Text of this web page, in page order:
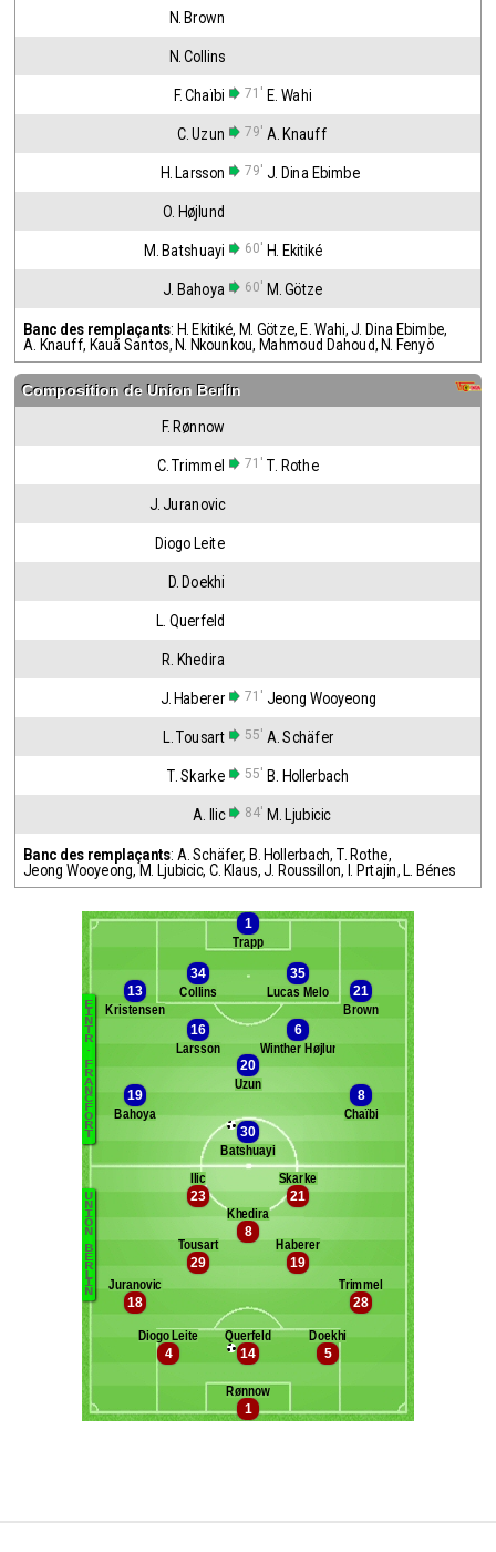
N. Brown
N. Collins
F. Chaïbi 71' E. Wahi
C. Uzun 79' A. Knauff
H. Larsson 79' J. Dina Ebimbe
O. Højlund
M. Batshuayi 60' H. Ekitiké
J. Bahoya 60' M. Götze
Banc des remplaçants: H. Ekitiké, M. Götze, E. Wahi,J. Dina Ebimbe,
A. Knauff, Kauã Santos, N. Nkounkou, Mahmoud Dahoud, N. Fenyö
Composition deUnion Berlin
F. Rønnow
C. Trimmel 71' T. Rothe
J. Juranovic
Diogo Leite
D. Doekhi
L. Querfeld
R. Khedira
J. Haberer 71' Jeong Wooyeong
L. Tousart 55' A. Schäfer
T. Skarke 55' B. Hollerbach
A. Ilic 84' M. Ljubicic
Banc des remplaçants: A. Schäfer, B. Hollerbach, T. Rothe,
Jeong Wooyeong, M. Ljubicic, C. Klaus,J. Roussillon, I. Prtajin, L. Bénes